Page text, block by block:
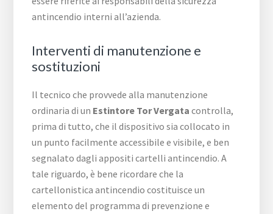
antincendio interni all’azienda.
Interventi di manutenzione e
sostituzioni
Il tecnico che provvede alla manutenzione
ordinaria di un Estintore Tor Vergata controlla,
prima di tutto, che il dispositivo sia collocato in
un punto facilmente accessibile e visibile, e ben
segnalato dagli appositi cartelli antincendio. A
tale riguardo, è bene ricordare che la
cartellonistica antincendio costituisce un
elemento del programma di prevenzione e